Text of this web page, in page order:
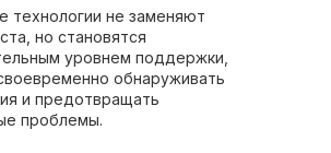
технологии не заменяют
но становятся
уровнем поддержки,
обнаруживать
и предотвращать
проблемы.